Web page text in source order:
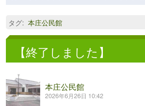
タグ: 本庄公民館
【終了しました】
本庄公民館
2026年6月26日 10:42